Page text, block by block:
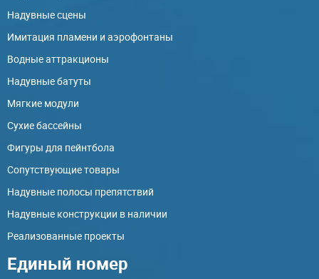
Надувные сцены
Имитация пламени и аэрофонтаны
Водные аттракционы
Надувные батуты
Мягкие модули
Сухие бассейны
Фигуры для пейнтбола
Сопутствующие товары
Надувные полосы препятствий
Надувные конструкции в наличии
Реализованные проекты
Единый номер